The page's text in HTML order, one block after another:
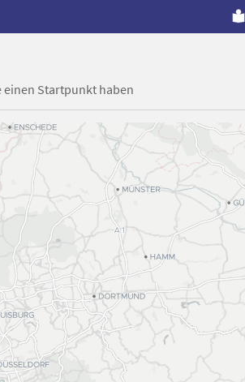
einen Startpunkt haben